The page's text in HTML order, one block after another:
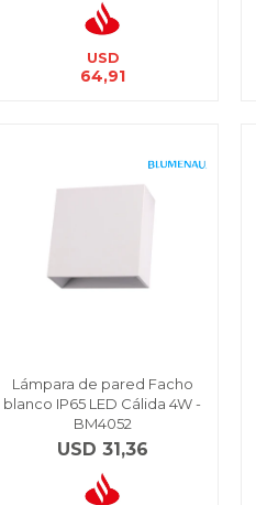
USD
64,91
Lámpara de pared Facho
blanco IP65 LED Cálida 4W -
BM4052
USD 31,36